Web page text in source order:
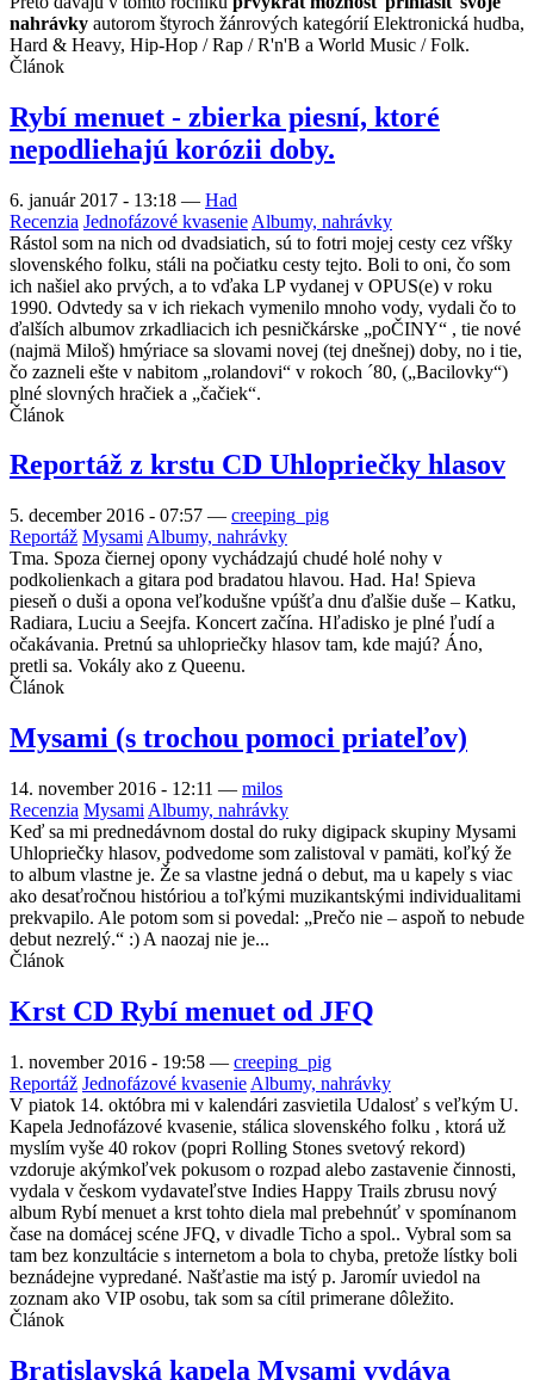
nahrávky autorom štyroch žánrových kategórií Elektronická hudba,
Hard & Heavy, Hip-Hop / Rap / R'n'B a World Music / Folk.
Článok
Rybí menuet - zbierka piesní, ktoré
nepodliehajú korózii doby.
6. január 2017 - 13:18 — Had
Recenzia Jednofázové kvasenie Albumy, nahrávky
Rástol som na nich od dvadsiatich, sú to fotri mojej cesty cez vŕšky
slovenského folku, stáli na počiatku cesty tejto. Boli to oni, čo som
ich našiel ako prvých, a to vďaka LP vydanej v OPUS(e) v roku
1990. Odvtedy sa v ich riekach vymenilo mnoho vody, vydali čo to
ďalších albumov zrkadliacich ich pesničkárske „poČINY“ , tie nové
(najmä Miloš) hmýriace sa slovami novej (tej dnešnej) doby, no i tie,
čo zazneli ešte v nabitom „rolandovi“ v rokoch ´80, („Bacilovky“)
plné slovných hračiek a „čačiek“.
Článok
Reportáž z krstu CD Uhlopriečky hlasov
5. december 2016 - 07:57 — creeping_pig
Reportáž Mysami Albumy, nahrávky
Tma. Spoza čiernej opony vychádzajú chudé holé nohy v
podkolienkach a gitara pod bradatou hlavou. Had. Ha! Spieva
pieseň o duši a opona veľkodušne vpúšťa dnu ďalšie duše – Katku,
Radiara, Luciu a Seejfa. Koncert začína. Hľadisko je plné ľudí a
očakávania. Pretnú sa uhlopriečky hlasov tam, kde majú? Áno,
pretli sa. Vokály ako z Queenu.
Článok
Mysami (s trochou pomoci priateľov)
14. november 2016 - 12:11 — milos
Recenzia Mysami Albumy, nahrávky
Keď sa mi prednedávnom dostal do ruky digipack skupiny Mysami
Uhlopriečky hlasov, podvedome som zalistoval v pamäti, koľký že
to album vlastne je. Že sa vlastne jedná o debut, ma u kapely s viac
ako desaťročnou históriou a toľkými muzikantskými individualitami
prekvapilo. Ale potom som si povedal: „Prečo nie – aspoň to nebude
debut nezrelý.“ :) A naozaj nie je...
Článok
Krst CD Rybí menuet od JFQ
1. november 2016 - 19:58 — creeping_pig
Reportáž Jednofázové kvasenie Albumy, nahrávky
V piatok 14. októbra mi v kalendári zasvietila Udalosť s veľkým U.
Kapela Jednofázové kvasenie, stálica slovenského folku , ktorá už
myslím vyše 40 rokov (popri Rolling Stones svetový rekord)
vzdoruje akýmkoľvek pokusom o rozpad alebo zastavenie činnosti,
vydala v českom vydavateľstve Indies Happy Trails zbrusu nový
album Rybí menuet a krst tohto diela mal prebehnúť v spomínanom
čase na domácej scéne JFQ, v divadle Ticho a spol.. Vybral som sa
tam bez konzultácie s internetom a bola to chyba, pretože lístky boli
beznádejne vypredané. Našťastie ma istý p. Jaromír uviedol na
zoznam ako VIP osobu, tak som sa cítil primerane dôležito.
Článok
Bratislavská kapela Mysami vydáva